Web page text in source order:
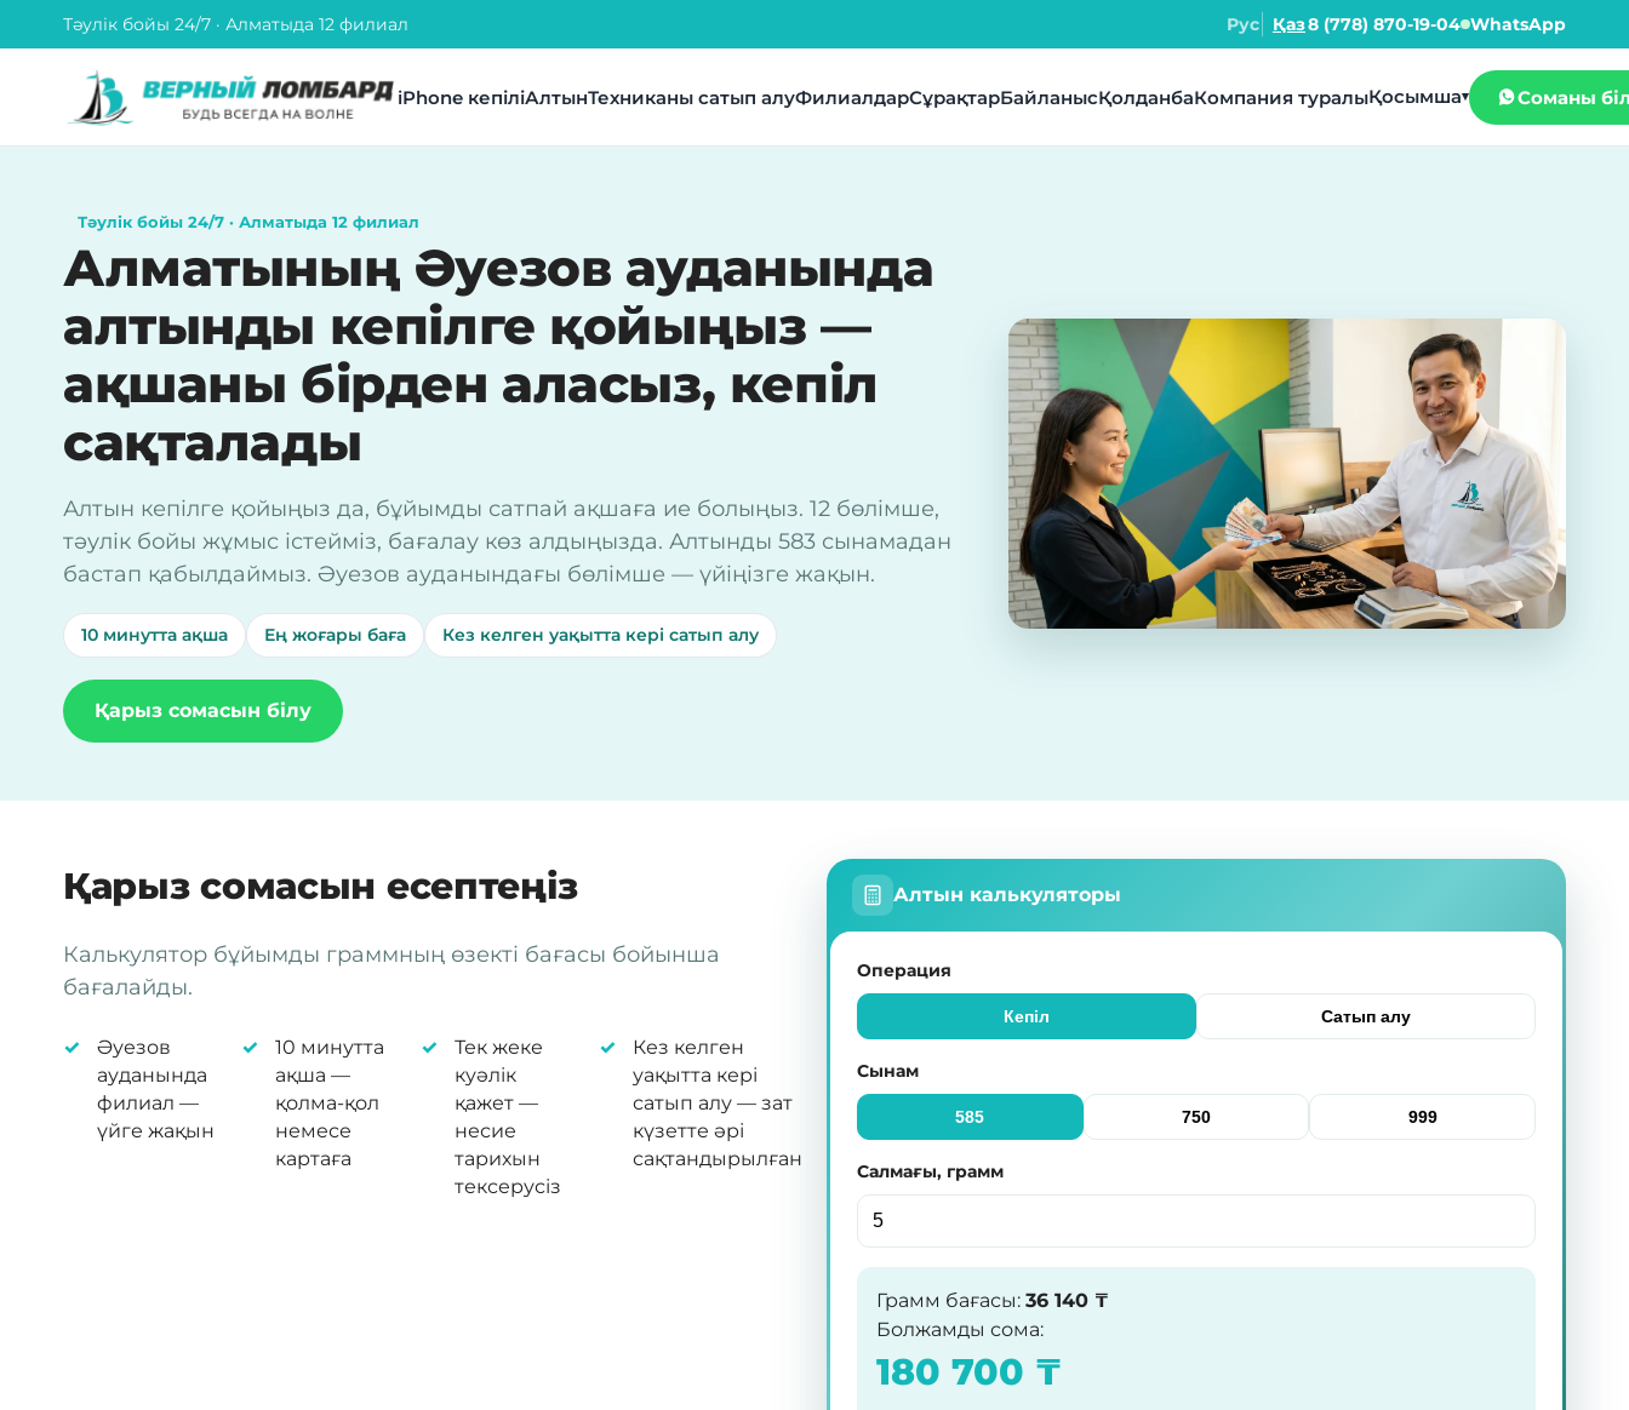
Тәулік бойы 24/7 · Алматыда 12 филиал Рус Қаз8 (778) 870-19-04 WhatsApp
iPhone кепіліАлтынТехниканы сатып алуФилиалдарСұрақтарБайланысҚолданбаКомпания туралыҚосымша▾ Соманы
Тәулік бойы 24/7 · Алматыда 12 филиал
Алматының Әуезов ауданында
алтынды кепілге қойыңыз —
ақшаны бірден аласыз, кепіл
сақталады
Алтын кепілге қойыңыз да, бұйымды сатпай ақшаға ие болыңыз. 12 бөлімше,
тәулік бойы жұмыс істейміз, бағалау көз алдыңызда. Алтынды 583 сынамадан
бастап қабылдаймыз. Әуезов ауданындағы бөлімше — үйіңізге жақын.
10 минутта ақша Ең жоғары баға Кез келген уақытта кері сатып алу
Қарыз сомасын білу
Қарыз сомасын есептеңіз
Калькулятор бұйымды граммның өзекті бағасы бойынша
бағалайды.
Әуезов
ауданында
филиал —
үйге жақын
10 минутта
ақша —
қолма-қол
немесе
картаға
Тек жеке
куәлік
қажет —
несие
тарихын
тексерусіз
Кез келген
уақытта кері
сатып алу — зат
күзетте әрі
сақтандырылған
Алтын калькуляторы
Операция
Кепіл Сатып алу
Сынам
585 750 999
Салмағы, грамм
Грамм бағасы: 36 140 ₸
Болжамды сома:
180 700 ₸